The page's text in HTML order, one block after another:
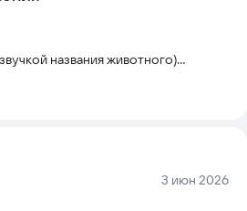
названия животного)
Дата:
3 июн 2026